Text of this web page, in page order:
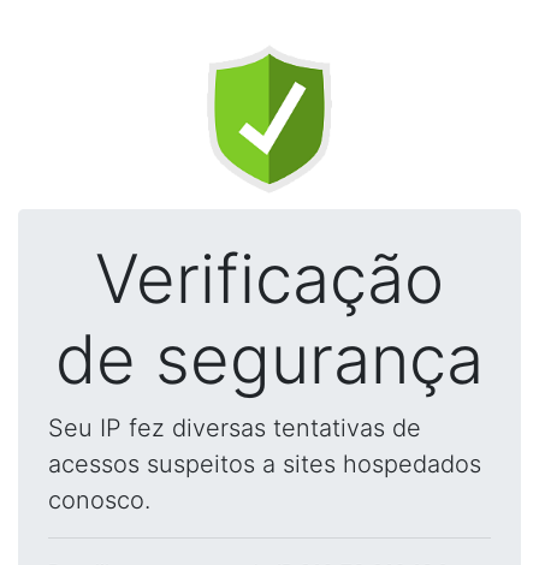
Verificação
de segurança
Seu IP fez diversas tentativas de
acessos suspeitos a sites hospedados
conosco.